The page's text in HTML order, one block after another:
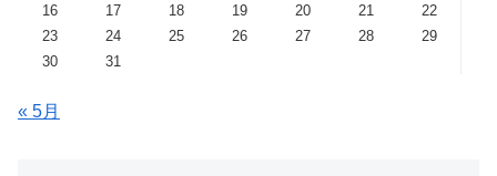
16
17 18 19 20 21
22
23
24 25 26 27 28
29
30
31
« 5月